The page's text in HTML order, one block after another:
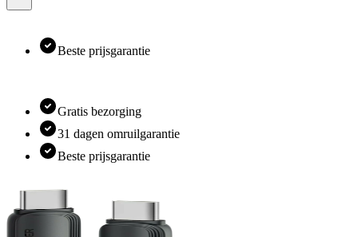
Beste prijsgarantie
Gratis bezorging
31 dagen omruilgarantie
Beste prijsgarantie